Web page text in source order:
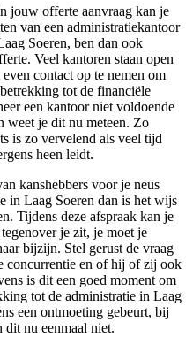
jouw offerte aanvraag kan je
van een administratiekantoor
Soeren, ben dan ook
Veel kantoren staan open
contact op te nemen om
tot de financiële
een kantoor niet voldoende
weet je dit nu meteen. Zo
is zo vervelend als veel tijd
heen leidt.
kanshebbers voor je neus
in Laag Soeren dan is het wijs
Tijdens deze afspraak kan je
je zit, je moet je
bijzijn. Stel gerust de vraag
concurrentie en of hij of zij ook
is dit een goed moment om
tot de administratie in Laag
een ontmoeting gebeurt, bij
dit nu eenmaal niet.